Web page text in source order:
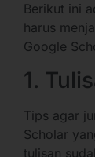
Berikut ini
harus
Google
1.
Tips agar
Scholar
tulisan